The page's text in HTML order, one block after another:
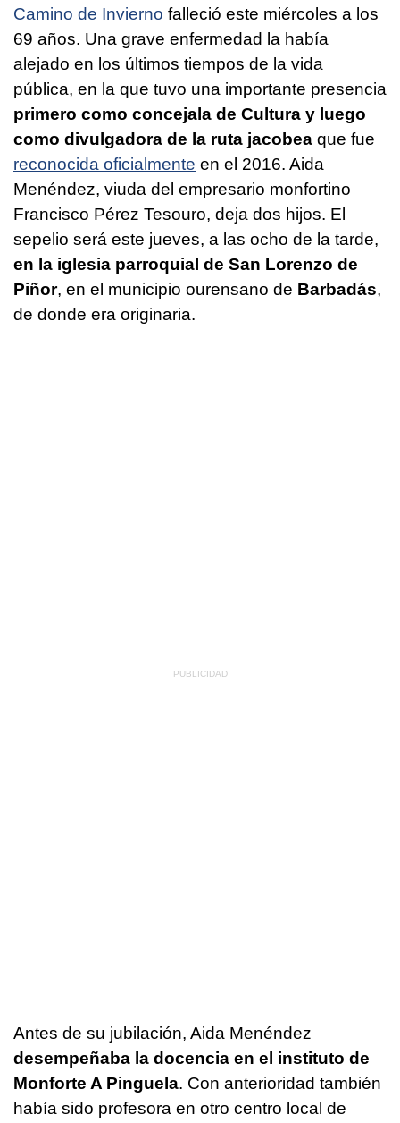
Camino de Invierno falleció este miércoles a los
69 años. Una grave enfermedad la había
alejado en los últimos tiempos de la vida
pública, en la que tuvo una importante presencia
primero como concejala de Cultura y luego
como divulgadora de la ruta jacobea que fue
reconocida oficialmente en el 2016. Aida
Menéndez, viuda del empresario monfortino
Francisco Pérez Tesouro, deja dos hijos. El
sepelio será este jueves, a las ocho de la tarde,
en la iglesia parroquial de San Lorenzo de
Piñor, en el municipio ourensano de Barbadás,
de donde era originaria.
Antes de su jubilación, Aida Menéndez
desempeñaba la docencia en el instituto de
Monforte A Pinguela. Con anterioridad también
había sido profesora en otro centro local de